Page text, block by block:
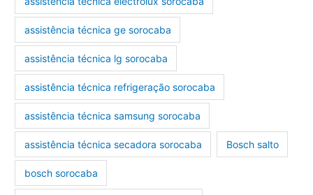
assistência técnica ge sorocaba
assistência técnica lg sorocaba
assistência técnica refrigeração sorocaba
assistência técnica samsung sorocaba
assistência técnica secadora sorocaba Bosch salto
bosch sorocaba